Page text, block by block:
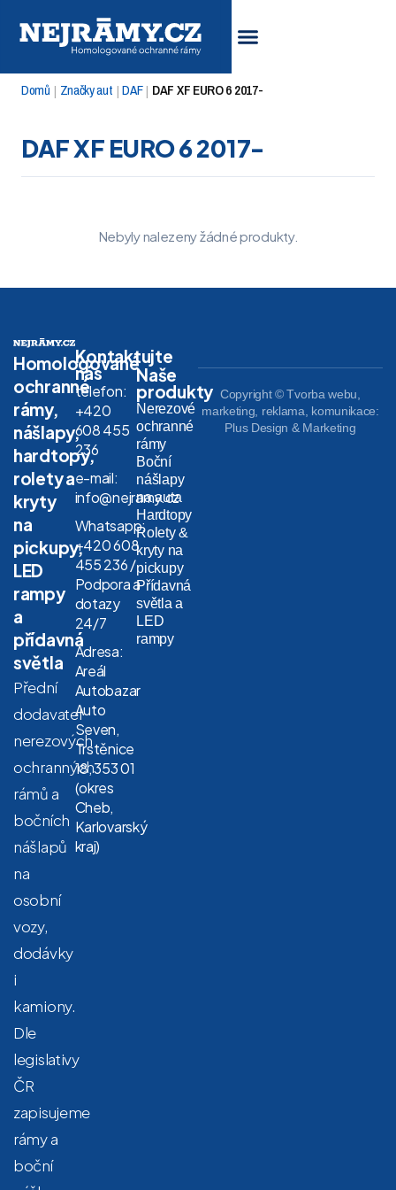
Domů | Značky aut | DAF | DAF XF EURO 6 2017-
DAF XF EURO 6 2017-
Nebyly nalezeny žádné produkty.
Homologované
ochranné
rámy,
nášlapy,
hardtopy,
rolety a
kryty
na
pickupy,
LED
rampy
a
přídavná
světla
Přední
dodavatel
nerezových
ochranných
rámů a
bočních
nášlapů
na
osobní
vozy,
dodávky
i
kamiony.
Dle
legislativy
ČR
zapisujeme
rámy a
boční
Kontaktujte
nás
telefon:
+420
608 455
236
e-mail:
info@nejramy.cz
Whatsapp:
+420 608
455 236 /
Podpora a
dotazy
24/7
Adresa:
Areál
Autobazar
Auto
Seven,
Trstěnice
18, 353 01
(okres
Cheb,
Karlovarský
kraj)
Naše
produkty
Nerezové
ochranné
rámy
Boční
nášlapy
na auta
Hardtopy
Rolety &
kryty na
pickupy
Přídavná
světla a
LED
rampy
Copyright © Tvorba webu,
marketing, reklama, komunikace:
Plus Design & Marketing